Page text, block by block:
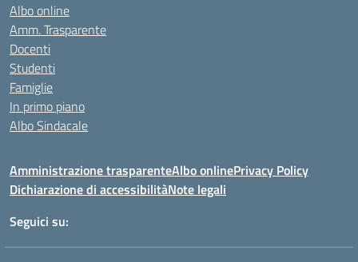
Albo online
Amm. Trasparente
Docenti
Studenti
Famiglie
In primo piano
Albo Sindacale
Amministrazione trasparenteAlbo onlinePrivacy Policy
Dichiarazione di accessibilitàNote legali
Seguici su: